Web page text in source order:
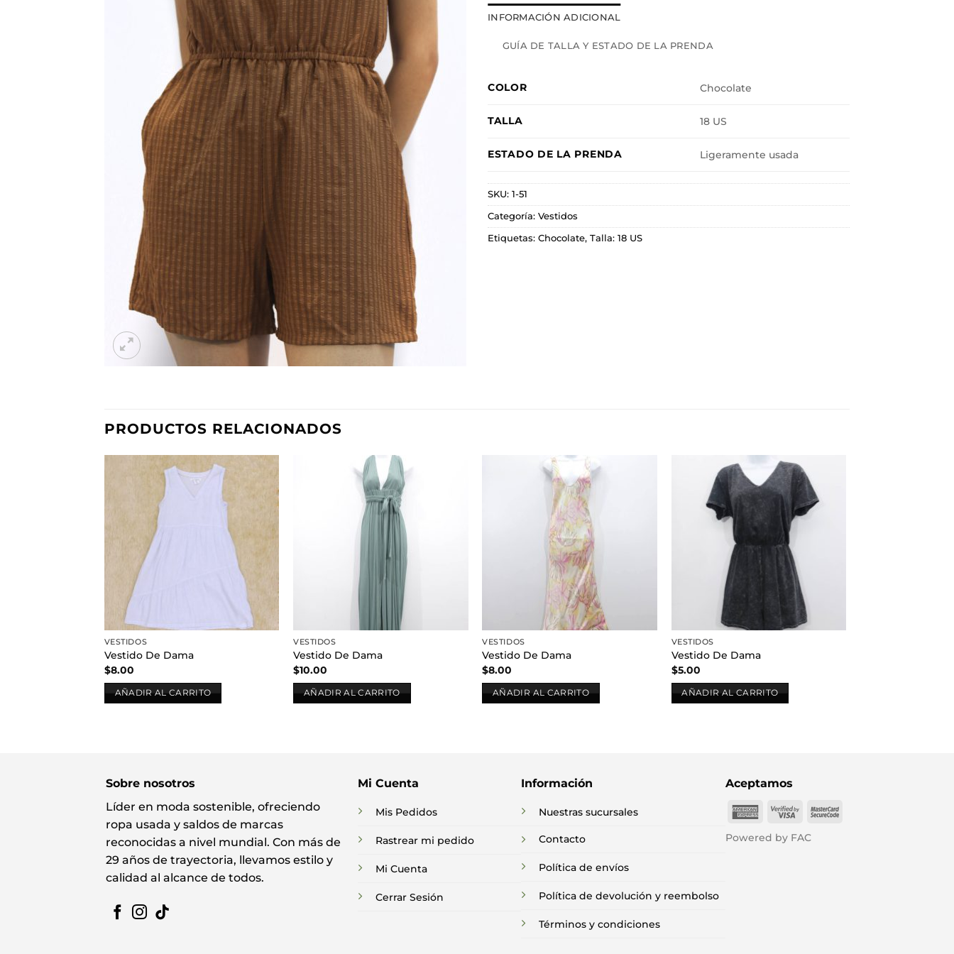
INFORMACIÓN ADICIONAL
GUÍA DE TALLA Y ESTADO DE LA PRENDA
COLOR Chocolate
TALLA 18 US
ESTADO DE LA PRENDA Ligeramente usada
SKU: 1-51
Categoría: Vestidos
Etiquetas: Chocolate, Talla: 18 US
PRODUCTOS RELACIONADOS
Añadir
VESTIDOS
Vestido De Dama
$8.00
AÑADIR AL CARRITO
VESTIDOS
Vestido De Dama
$10.00
AÑADIR AL CARRITO
VESTIDOS
Vestido De Dama
$8.00
AÑADIR AL CARRITO
Añadir
a la
lista de
VESTIDOS
Vestido De Dama
$5.00
AÑADIR AL CARRITO
Sobre nosotros
Líder en moda sostenible, ofreciendo
ropa usada y saldos de marcas
reconocidas a nivel mundial. Con más de
29 años de trayectoria, llevamos estilo y
calidad al alcance de todos.
Mi Cuenta
Mis Pedidos
Rastrear mi pedido
Mi Cuenta
Cerrar Sesión
Información
Nuestras sucursales
Contacto
Política de envíos
Política de devolución y reembolso
Términos y condiciones
Aceptamos
American
Visa
MasterCard
Powered by FAC